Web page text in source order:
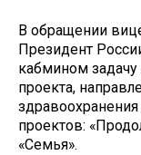
В обращении
Президент
кабмином
проекта,
проектов:
«Семья».